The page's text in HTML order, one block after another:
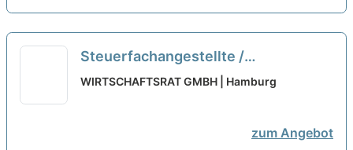
Steuerfachangestellte /
Steuerfachwirt oder
WIRTSCHAFTSRAT GMBH | Hamburg
zum Angebot